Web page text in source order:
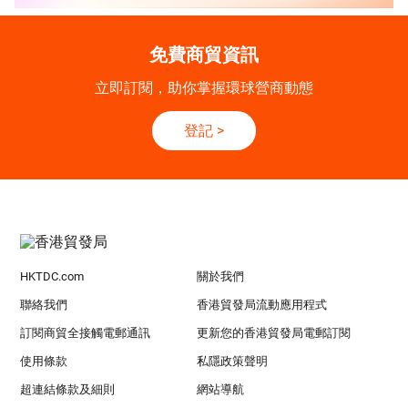
免費商貿資訊
立即訂閱，助你掌握環球營商動態
登記 >
HKTDC.com 關於我們
聯絡我們 香港貿發局流動應用程式
訂閱商貿全接觸電郵通訊 更新您的香港貿發局電郵訂閱
使用條款 私隱政策聲明
超連結條款及細則 網站導航